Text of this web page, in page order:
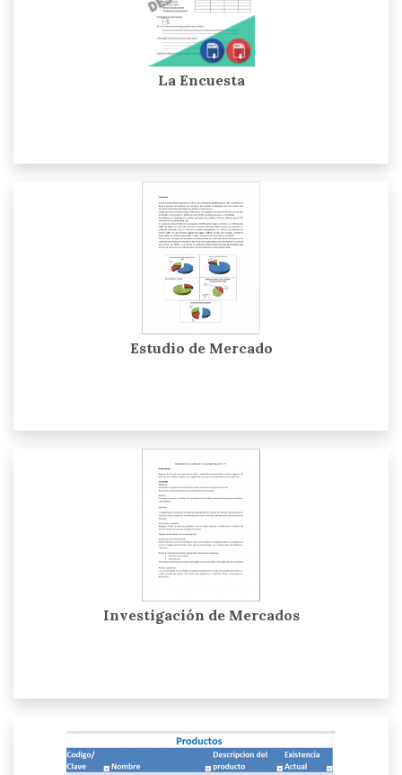
La Encuesta
Estudio de Mercado
Investigación de Mercados